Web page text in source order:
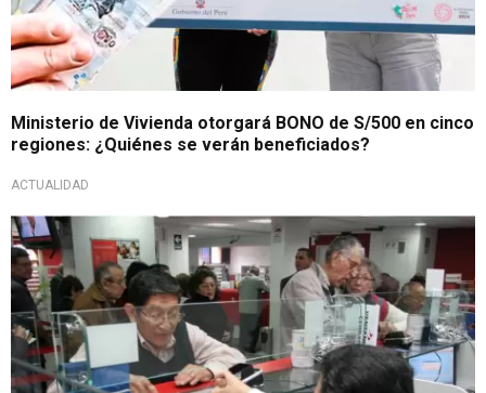
Ministerio de Vivienda otorgará BONO de S/500 en cinco
regiones: ¿Quiénes se verán beneficiados?
ACTUALIDAD
Atención con la información